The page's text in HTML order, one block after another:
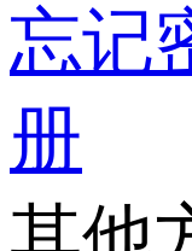
忘记
册